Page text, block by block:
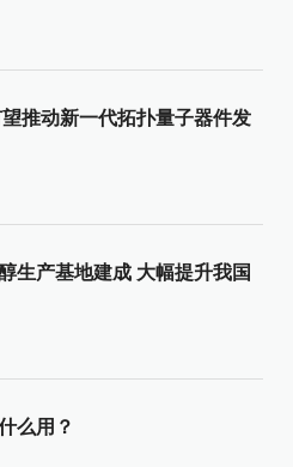
推动新一代拓扑量子器件发
生产基地建成 大幅提升我国
么用？